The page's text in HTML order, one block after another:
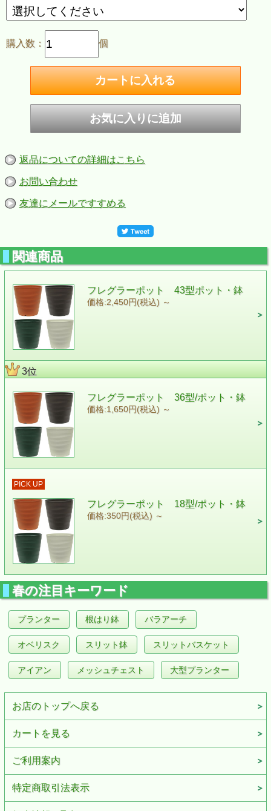
購入数： 個
返品についての詳細はこちら
お問い合わせ
友達にメールですすめる
関連商品
フレグラーポット 43型ポット・鉢
価格:2,450円(税込) ～
3位
フレグラーポット 36型/ポット・鉢
価格:1,650円(税込) ～
PICK UP
フレグラーポット 18型/ポット・鉢
価格:350円(税込) ～
春の注目キーワード
プランター 根はり鉢 バラアーチ
オベリスク スリット鉢 スリットバスケット
アイアン メッシュチェスト 大型プランター
お店のトップへ戻る
カートを見る
ご利用案内
特定商取引法表示